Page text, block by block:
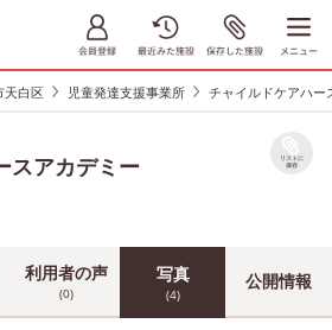
天白区 児童発達支援事業所 チャイルドケアハー
スアカデミー リストに
保存
利用者の声
(0)
写真
(4)
公開情報